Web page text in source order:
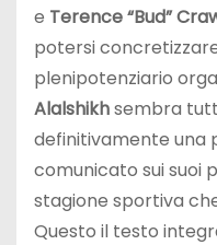
e Terence “Bud”
potersi
plenipotenziario
Alalshikhsembra
definitivamente una
comunicato sui suoi
stagione sportiva
Questo il testo